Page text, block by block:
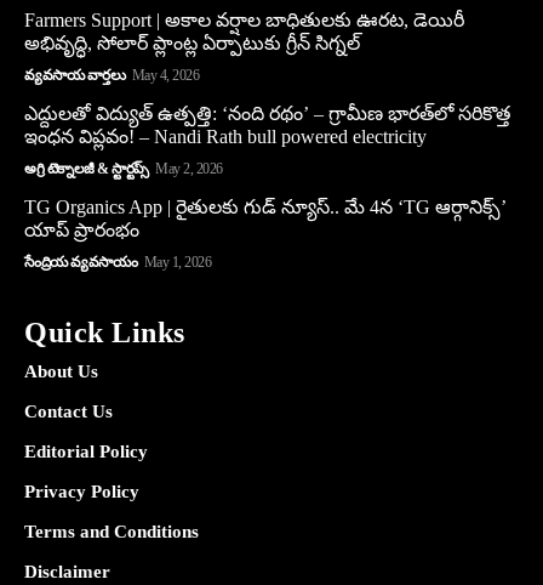
Farmers Support | అకాల వర్షాల బాధితులకు ఊరట, డెయిరీ
అభివృద్ధి, సోలార్ ప్లాంట్ల ఏర్పాటుకు గ్రీన్‌ సిగ్నల్
వ్యవసాయ వార్తలు May 4, 2026
ఎద్దులతో విద్యుత్ ఉత్పత్తి: ‘నంది రథం’ – గ్రామీణ భారత్‌లో సరికొత్త
ఇంధన విప్లవం! – Nandi Rath bull powered electricity
అగ్రి టెక్నాలజీ & స్టార్టప్స్ May 2, 2026
TG Organics App | రైతులకు గుడ్ న్యూస్.. మే 4న ‘TG ఆర్గానిక్స్’
యాప్ ప్రారంభం
సేంద్రియ వ్యవసాయం May 1, 2026
Quick Links
About Us
Contact Us
Editorial Policy
Privacy Policy
Terms and Conditions
Disclaimer